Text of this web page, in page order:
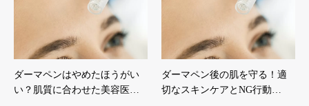
ダーマペンはやめたほうがい
い？肌質に合わせた美容医…
ダーマペン後の肌を守る！適
切なスキンケアとNG行動…